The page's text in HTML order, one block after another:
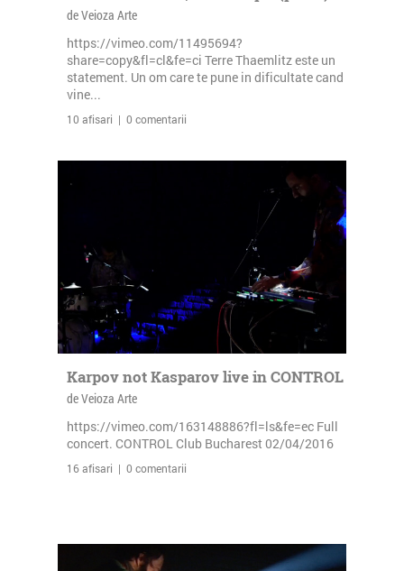
de Veioza Arte
https://vimeo.com/11495694?
share=copy&fl=cl&fe=ci Terre Thaemlitz este un
statement. Un om care te pune in dificultate cand
vine...
10 afisari | 0 comentarii
Karpov not Kasparov live in CONTROL
de Veioza Arte
https://vimeo.com/163148886?fl=ls&fe=ec Full
concert. CONTROL Club Bucharest 02/04/2016
16 afisari | 0 comentarii